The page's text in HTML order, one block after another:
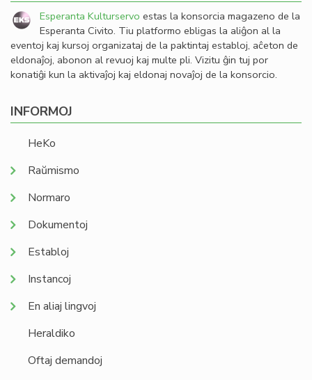
Esperanta Kulturservo estas la konsorcia magazeno de la
Esperanta Civito. Tiu platformo ebligas la aliĝon al la
eventoj kaj kursoj organizataj de la paktintaj establoj, aĉeton de
eldonaĵoj, abonon al revuoj kaj multe pli. Vizitu ĝin tuj por
konatiĝi kun la aktivaĵoj kaj eldonaj novaĵoj de la konsorcio.
INFORMOJ
HeKo
Raŭmismo
Normaro
Dokumentoj
Establoj
Instancoj
En aliaj lingvoj
Heraldiko
Oftaj demandoj